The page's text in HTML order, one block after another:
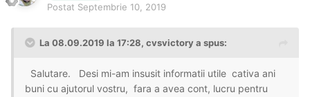
Postat Septembrie 10, 2019
La 08.09.2019 la 17:28, cvsvictory a spus:
Salutare. Desi mi-am insusit informatii utile cativa ani
buni cu ajutorul vostru, fara a avea cont, lucru pentru